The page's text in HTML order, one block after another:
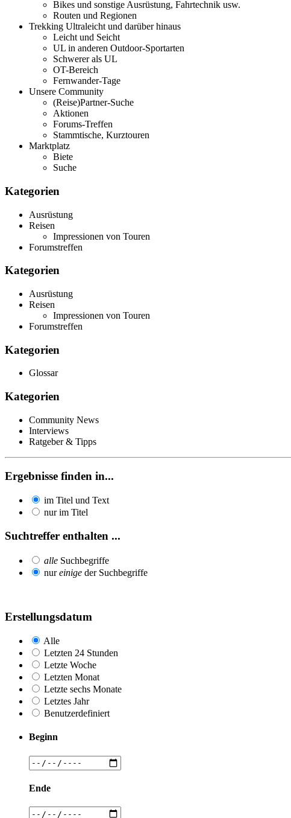
Bikes und sonstige Ausrüstung, Fahrtechnik usw.
Routen und Regionen
Trekking Ultraleicht und darüber hinaus
Leicht und Seicht
UL in anderen Outdoor-Sportarten
Schwerer als UL
OT-Bereich
Fernwander-Tage
Unsere Community
(Reise)Partner-Suche
Aktionen
Forums-Treffen
Stammtische, Kurztouren
Marktplatz
Biete
Suche
Kategorien
Ausrüstung
Reisen
Impressionen von Touren
Forumstreffen
Kategorien
Ausrüstung
Reisen
Impressionen von Touren
Forumstreffen
Kategorien
Glossar
Kategorien
Community News
Interviews
Ratgeber & Tipps
Ergebnisse finden in...
im Titel und Text
nur im Titel
Suchtreffer enthalten ...
alle Suchbegriffe
nureinige der Suchbegriffe
Erstellungsdatum
Alle
Letzten 24 Stunden
Letzte Woche
Letzten Monat
Letzte sechs Monate
Letztes Jahr
Benutzerdefiniert
Beginn
Ende